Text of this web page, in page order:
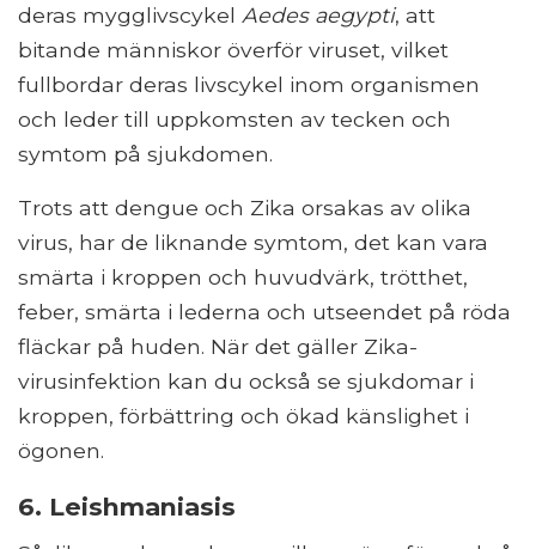
deras mygglivscykel Aedes aegypti, att
bitande människor överför viruset, vilket
fullbordar deras livscykel inom organismen
och leder till uppkomsten av tecken och
symtom på sjukdomen.
Trots att dengue och Zika orsakas av olika
virus, har de liknande symtom, det kan vara
smärta i kroppen och huvudvärk, trötthet,
feber, smärta i lederna och utseendet på röda
fläckar på huden. När det gäller Zika-
virusinfektion kan du också se sjukdomar i
kroppen, förbättring och ökad känslighet i
ögonen.
6. Leishmaniasis